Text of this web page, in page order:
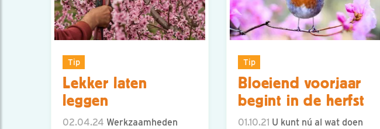
Tip
Lekker laten
leggen
02.04.24 Werkzaamheden
Tip
Bloeiend voorjaar
begint in de herfst
01.10.21 U kunt nú al wat doen